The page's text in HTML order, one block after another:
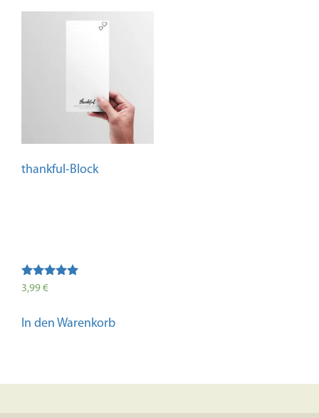
thankful-Block
Bewertet mit
3,99€
In den Warenkorb